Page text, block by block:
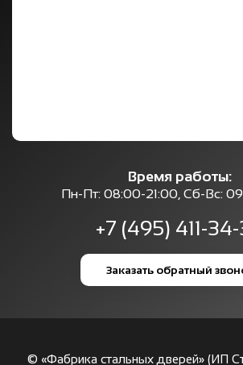
Время работы:
Пн-Пт: 08:00-21:00, Сб-Вс:
+7 (495) 411-
Заказать обратный
© «Фабрика стальных дверей» (ИП